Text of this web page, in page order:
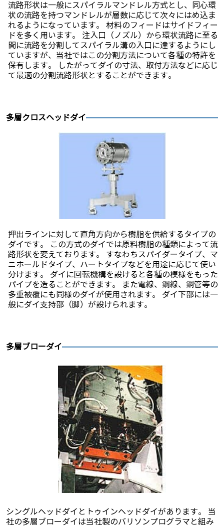
流路形状は一般にスパイラルマンドレル方式とし、同心環
状の流路を持つマンドレルが層数に応じて次々にはめ込ま
れるようになっています。 材料のフィードはサイドフィー
ドを多く用います。 注入口（ノズル）から環状流路に至る
間に流路を分割してスパイラル溝の入口に達するようにし
ていますが、当社ではこの分割方法について各種の特許を
保有します。 したがってダイの寸法、取付方法などに応じ
て最適の分割流路形状とすることができます。
多層クロスヘッドダイ
押出ラインに対して直角方向から樹脂を供給するタイプの
ダイです。 この方式のダイでは原料樹脂の種類によって流
路形状を変えております。 すなわちスパイダータイプ、マ
ニホールドタイプ、ハートタイプなどを用途に応じて使い
分けます。 ダイに回転機構を設けると各種の模様をもった
パイプを造ることができます。 また電線、鋼線、銅管等の
多重被覆にも同様のダイが使用されます。 ダイ下部には一
般にダイ支持部（脚）が設けられます。
多層ブローダイ
シングルヘッドダイとトゥインヘッドダイがあります。 当
社の多層ブローダイは当社製のバリソンプログラマと組み